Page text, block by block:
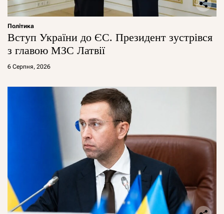
Політика
Вступ України до ЄС. Президент зустрівся
з главою МЗС Латвії
6 Серпня, 2026